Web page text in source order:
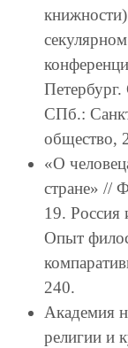
СПб.:
общество,
«О
стране» //
19. Россия
Опыт
240.
Академия
религии и